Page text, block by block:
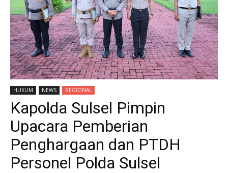
HUKUM NEWS REGIONAL
Kapolda Sulsel Pimpin
Upacara Pemberian
Penghargaan dan PTDH
Personel Polda Sulsel